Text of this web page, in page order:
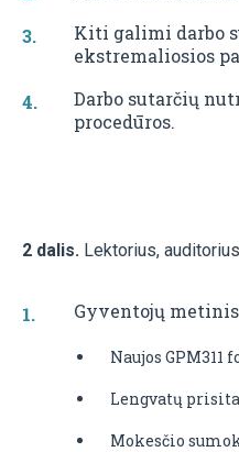
Kiti galimi darbo
ekstremaliosios
Darbo sutarčių
procedūros.
2 dalis. Lektorius, auditorius
Gyventojų
Naujos
Lengvatų
Mokesčio